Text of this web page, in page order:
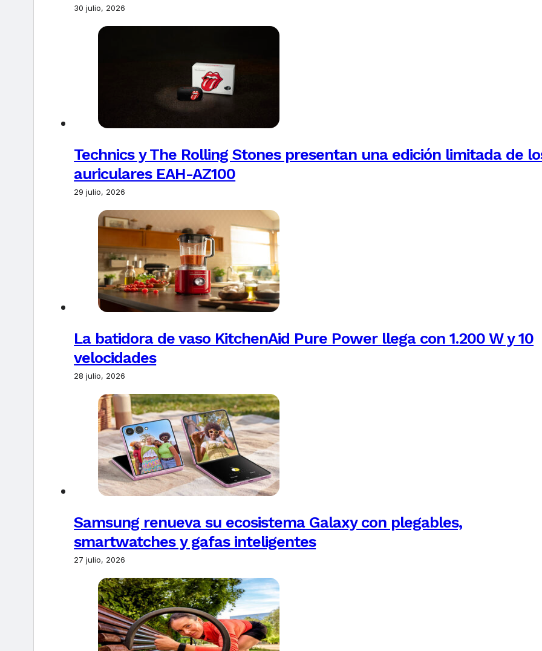
30 julio, 2026
Technics y The Rolling Stones presentan una edición limitada de
auriculares EAH-AZ100
29 julio, 2026
La batidora de vaso KitchenAid Pure Power llega con 1.200 W y 10
velocidades
28 julio, 2026
Samsung renueva su ecosistema Galaxy con plegables,
smartwatches y gafas inteligentes
27 julio, 2026